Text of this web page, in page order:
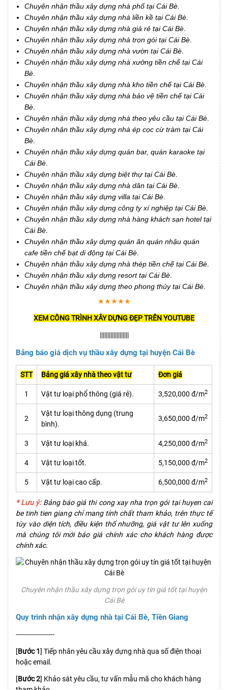
Chuyên nhận thầu xây dựng nhà phố tại Cái Bè.
Chuyên nhận thầu xây dựng nhà liền kề tại Cái Bè.
Chuyên nhận thầu xây dựng nhà giá rẻ tại Cái Bè.
Chuyên nhận thầu xây dựng nhà trọn gói tại Cái Bè.
Chuyên nhận thầu xây dựng nhà vườn tại Cái Bè.
Chuyên nhận thầu xây dựng nhà xưởng tiền chế tại Cái
Bè.
Chuyên nhận thầu xây dựng nhà kho tiền chế tại Cái Bè.
Chuyên nhận thầu xây dựng nhà bảo vệ tiền chế tại Cái
Bè.
Chuyên nhận thầu xây dựng nhà theo yêu cầu tại Cái Bè.
Chuyên nhận thầu xây dựng nhà ép cọc cừ tràm tại Cái
Bè.
Chuyên nhận thầu xây dựng quán bar, quán karaoke tại
Cái Bè.
Chuyên nhận thầu xây dựng biệt thự tại Cái Bè.
Chuyên nhận thầu xây dựng nhà dân tại Cái Bè.
Chuyên nhận thầu xây dựng villa tại Cái Bè.
Chuyên nhận thầu xây dựng công ty xí nghiệp tại Cái Bè.
Chuyên nhận thầu xây dựng nhà hàng khách sạn hotel tại
Cái Bè.
Chuyên nhận thầu xây dựng quán ăn quán nhậu quán
cafe tiền chế bạt di động tại Cái Bè.
Chuyên nhận thầu xây dựng nhà thép tiền chế tại Cái Bè.
Chuyên nhận thầu xây dựng resort tại Cái Bè.
Chuyên nhận thầu xây dựng theo phong thủy tại Cái Bè.
★★★★★
XEM CÔNG TRÌNH XÂY DỰNG ĐẸP TRÊN YOUTUBE
|||||||||||||||||||
Bảng báo giá dịch vụ thầu xây dựng tại huyện Cái Bè
STT Bảng giá xây nhà theo vật tư Đơn giá
1 Vật tư loại phổ thông (giá rẻ). 3,520,000 đ/m2
2
Vật tư loại thông dụng (trung
bình).
3,650,000 đ/m2
3 Vật tư loại khá. 4,250,000 đ/m2
4 Vật tư loại tốt. 5,150,000 đ/m2
5 Vật tư loại cao cấp. 6,500,000 đ/m2
* Lưu ý:Bảng báo giá thi cong xay nha trọn gói tại huyen cai
be tinh tien giang chỉ mang tính chất tham khảo, trên thực tế
tùy vào diện tích, điều kiện thổ nhưỡng, giá vật tư lên xuống
mà chúng tôi mới báo giá chính xác cho khách hàng được
chính xác.
Chuyên nhận thầu xây dựng trọn gói uy tín giá tốt tại huyện
Cái Bè
Quy trình nhận xây dựng nhà tại Cái Bè, Tiền Giang
-------------------
[Bước 1] Tiếp nhân yêu cầu xây dựng nhà qua số điện thoại
hoặc email.
[Bước 2] Khảo sát yêu cầu, tư vấn mẫu mã cho khách hàng